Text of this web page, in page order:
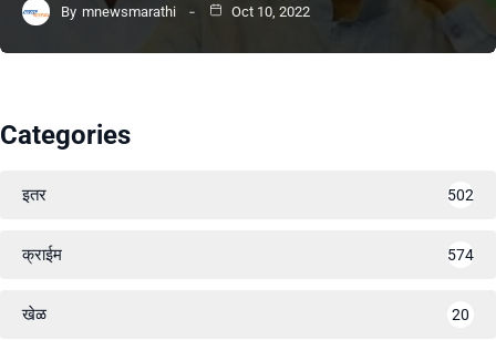
By mnewsmarathi Oct 10, 2022
Categories
इतर 502
क्राईम 574
खेळ 20